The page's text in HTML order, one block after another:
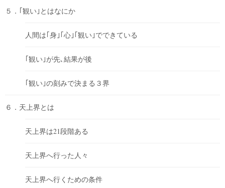
５．｢観い｣とはなにか
人間は｢身｣｢心｣｢観い｣でできている
｢観い｣が先､結果が後
｢観い｣の刻みで決まる３界
６．天上界とは
天上界は21段階ある
天上界へ行った人々
天上界へ行くための条件